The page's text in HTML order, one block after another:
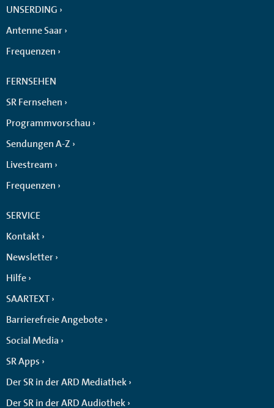
UNSERDING
Antenne Saar
Frequenzen
FERNSEHEN
SR Fernsehen
Programmvorschau
Sendungen A-Z
Livestream
Frequenzen
SERVICE
Kontakt
Newsletter
Hilfe
SAARTEXT
Barrierefreie Angebote
Social Media
SR Apps
Der SR in der ARD Mediathek
Der SR in der ARD Audiothek